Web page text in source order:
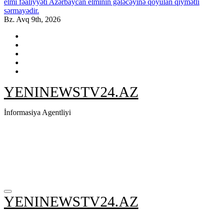
sərmayədir.
Bz. Avq 9th, 2026
YENINEWSTV24.AZ
İnformasiya Agentliyi
YENINEWSTV24.AZ